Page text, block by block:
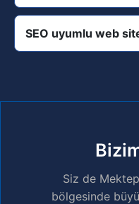
SEO uyumlu web
Siz de
bölgesinde